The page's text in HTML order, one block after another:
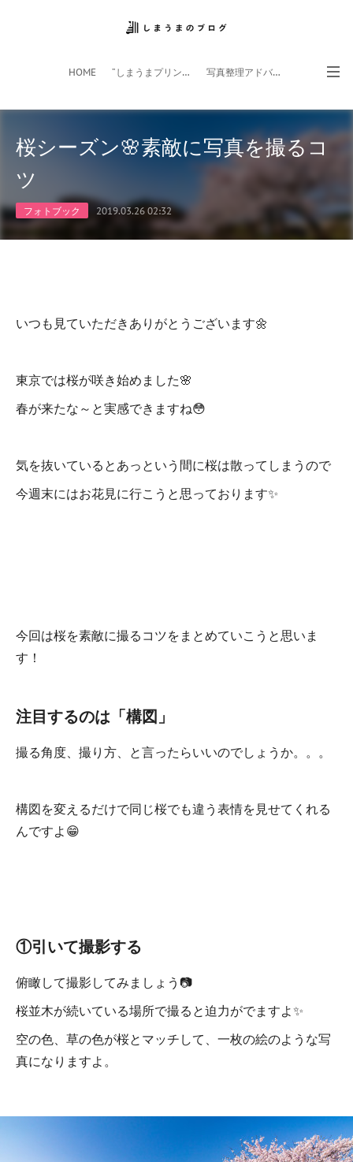
HOME ”しまうまプリント”サイト 写真整理アドバイザー
フォトライフ応援団 スマホアプリ
桜シーズン🌸素敵に写真を撮るコ
ツ
フォトブック 2019.03.26 02:32
いつも見ていただきありがとうございます🌼
東京では桜が咲き始めました🌸
春が来たな～と実感できますね😳
気を抜いているとあっという間に桜は散ってしまうので
今週末にはお花見に行こうと思っております✨
今回は桜を素敵に撮るコツをまとめていこうと思いま
す！
注目するのは「構図」
撮る角度、撮り方、と言ったらいいのでしょうか。。。
構図を変えるだけで同じ桜でも違う表情を見せてくれる
んですよ😁
①引いて撮影する
俯瞰して撮影してみましょう📷
桜並木が続いている場所で撮ると迫力がでますよ✨
空の色、草の色が桜とマッチして、一枚の絵のような写
真になりますよ。